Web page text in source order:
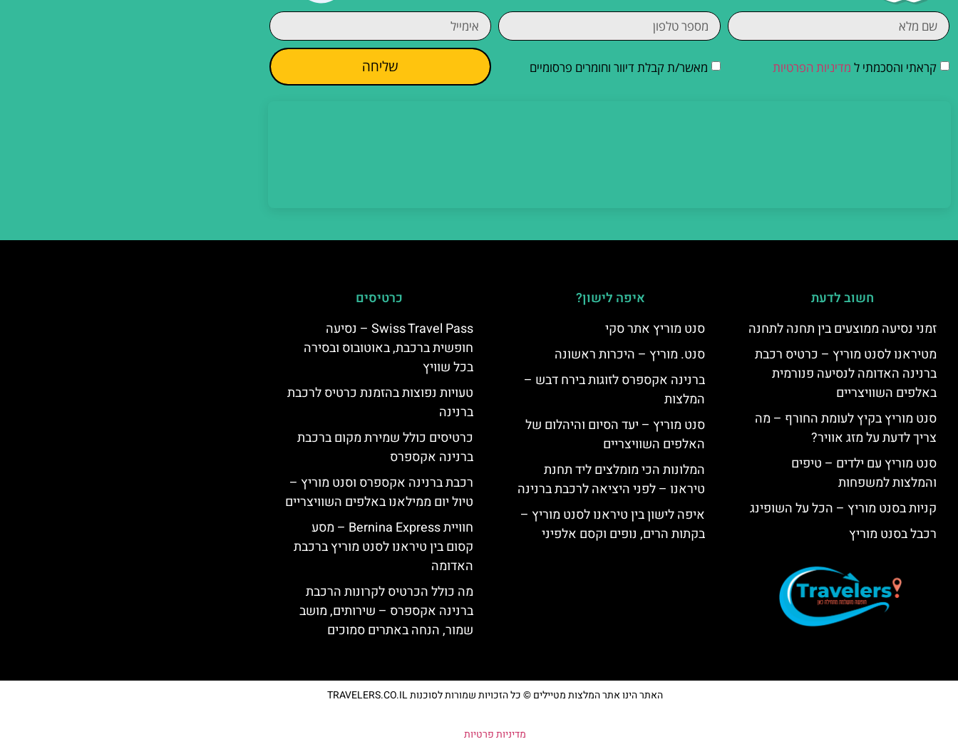
קראתי והסכמתי ל מדיניות הפרטיות מאשר/ת קבלת דיוור וחומרים פרסומיים שליחה
חשוב לדעת
זמני נסיעה ממוצעים בין תחנה לתחנה
מטיראנו לסנט מוריץ – כרטיס רכבת
ברנינה האדומה לנסיעה פנורמית
באלפים השוויצריים
סנט מוריץ בקיץ לעומת החורף – מה
צריך לדעת על מזג אוויר?
סנט מוריץ עם ילדים – טיפים
והמלצות למשפחות
קניות בסנט מוריץ – הכל על השופינג
רכבל בסנט מוריץ
איפה לישון?
סנט מוריץ אתר סקי
סנט. מוריץ – היכרות ראשונה
ברנינה אקספרס לזוגות בירח דבש –
המלצות
סנט מוריץ – יעד הסיום והיהלום של
האלפים השוויצריים
המלונות הכי מומלצים ליד תחנת
טיראנו – לפני היציאה לרכבת ברנינה
איפה לישון בין טיראנו לסנט מוריץ –
בקתות הרים, נופים וקסם אלפיני
כרטיסים
Swiss Travel Pass – נסיעה
חופשית ברכבת, באוטובוס ובסירה
בכל שוויץ
טעויות נפוצות בהזמנת כרטיס לרכבת
ברנינה
כרטיסים כולל שמירת מקום ברכבת
ברנינה אקספרס
רכבת ברנינה אקספרס וסנט מוריץ –
טיול יום ממילאנו באלפים השוויצריים
חוויית Bernina Express – מסע
קסום בין טיראנו לסנט מוריץ ברכבת
האדומה
מה כולל הכרטיס לקרונות הרכבת
ברנינה אקספרס – שירותים, מושב
שמור, הנחה באתרים סמוכים
האתר הינו אתר המלצות מטיילים © כל הזכויות שמורות לסוכנות TRAVELERS.CO.IL
מדיניות פרטיות